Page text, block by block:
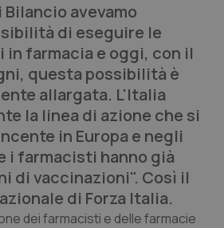
avevamo
di eseguire le
in farmacia e oggi, con il
questa possibilità è
allargata. L'Italia
la linea di azione che si
in Europa e negli
i farmacisti hanno già
di vaccinazioni". Così il
di Forza Italia.
dei farmacisti e delle farmacie